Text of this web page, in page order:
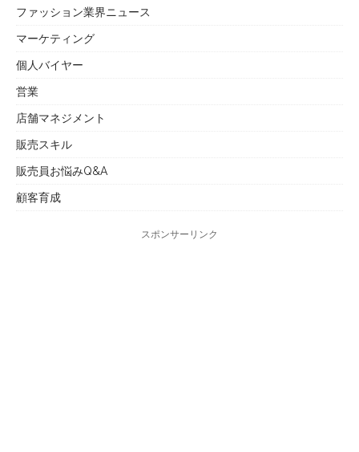
ファッション業界ニュース
マーケティング
個人バイヤー
営業
店舗マネジメント
販売スキル
販売員お悩みQ&A
顧客育成
スポンサーリンク